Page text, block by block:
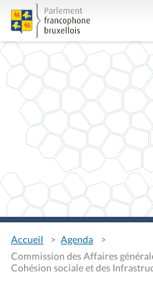
Accueil
Agenda
Commission des Affaires
Cohésion sociale et des